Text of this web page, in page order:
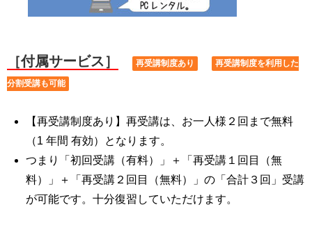
［付属サービス］ 再受講制度あり 再受講制度を利用した
分割受講も可能
【再受講制度あり】再受講は、お一人様２回まで無料
（1 年間 有効）となります。
つまり「初回受講（有料）」＋「再受講１回目（無
料）」＋「再受講２回目（無料）」の「合計３回」受講
が可能です。十分復習していただけます。